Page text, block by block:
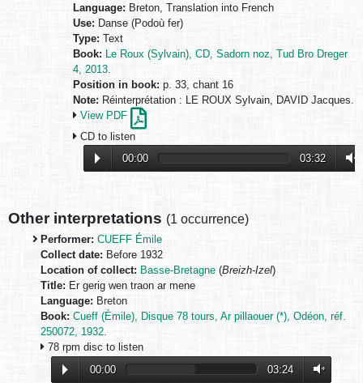
Language: Breton, Translation into French
Use: Danse (Podoù fer)
Type: Text
Book: Le Roux (Sylvain), CD, Sadorn noz, Tud Bro Dreger
4, 2013.
Position in book: p. 33, chant 16
Note: Réinterprétation : LE ROUX Sylvain, DAVID Jacques.
View PDF
CD to listen
00:00
03:32
Other interpretations (1 occurrence)
Performer: CUEFF Émile
Collect date: Before 1932
Location of collect: Basse-Bretagne (Breizh-Izel)
Title: Er gerig wen traon ar mene
Language: Breton
Book: Cueff (Émile), Disque 78 tours, Ar pillaouer (*), Odéon, réf.
250072, 1932.
78 rpm disc to listen
00:00
03:24